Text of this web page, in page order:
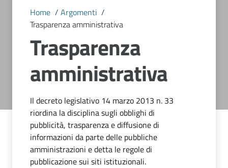
Amministrazione
Novità
Servizi
Vivere
Modena
Home / Argomenti /
Trasparenza amministrativa
Trasparenza
amministrativa
Il decreto legislativo 14 marzo 2013 n. 33
riordina la disciplina sugli obblighi di
pubblicità, trasparenza e diffusione di
informazioni da parte delle pubbliche
amministrazioni e detta le regole di
pubblicazione sui siti istituzionali.